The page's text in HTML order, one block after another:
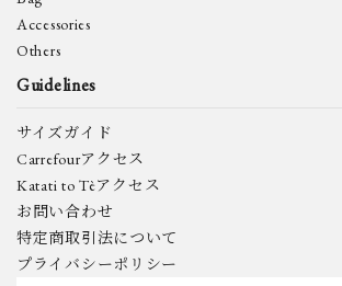
Accessories
Others
Guidelines
サイズガイド
Carrefourアクセス
Katati to Tèアクセス
お問い合わせ
特定商取引法について
プライバシーポリシー